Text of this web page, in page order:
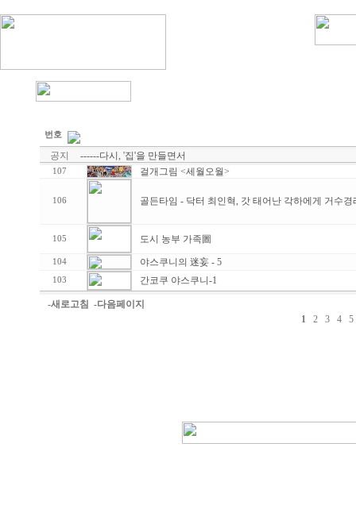
번호
공지 ------다시, '집'을 만들면서
107 걸개그림 <세월오월>
106 골든타임 - 닥터 최인혁, 갓 태어난 각하에게 거수경
105 도시 농부 가족圖
104 야스쿠니의 迷妄 - 5
103 간코쿠 야스쿠니-1
-새로고침 -다음페이지
1
2 3 4